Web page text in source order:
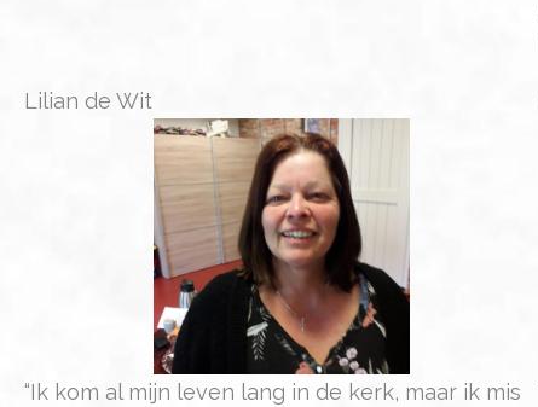
Lilian de Wit
“Ik kom al mijn leven lang in de kerk, maar ik mis